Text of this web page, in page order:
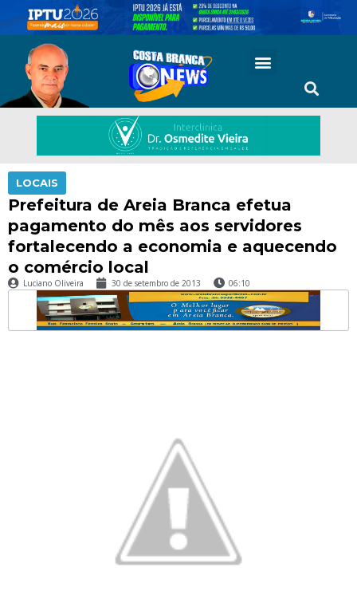
LOCAIS
Prefeitura de Areia Branca efetua
pagamento do mês aos servidores
fortalecendo a economia e aquecendo
o comércio local
Luciano Oliveira 30 de setembro de 2013 06:10